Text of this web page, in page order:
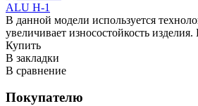
ALU H-1
В данной модели используется
увеличивает износостойкость
Купить
В закладки
В сравнение
Покупателю